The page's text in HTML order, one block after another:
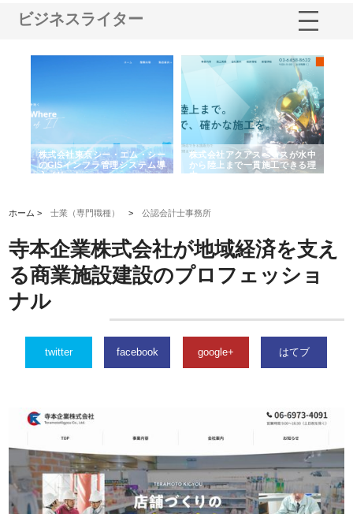
ビジネスライター
株式会社東京シー・エム・シー
のGISインフラ管理システム導
入メリット
株式会社アクアスペースが水中
から陸上まで一貫施工できる理
由
ホーム >士業（専門職種） >公認会計士事務所
寺本企業株式会社が地域経済を支え
る商業施設建設のプロフェッショ
ナル
twitter facebook google+ はてブ